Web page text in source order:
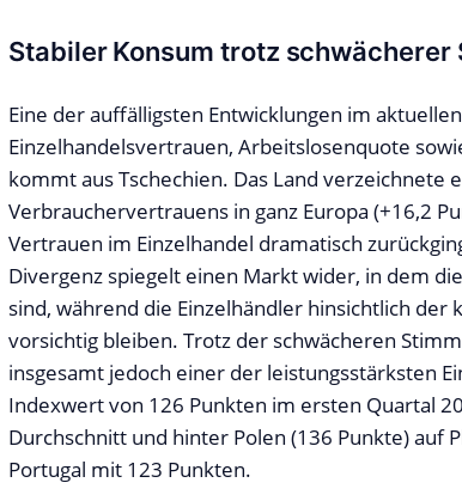
Stabiler Konsum trotz schwächerer
Eine der auffälligsten Entwicklungen im
Einzelhandelsvertrauen, Arbeitslosenquote
kommt aus Tschechien. Das Land verzeichnete
Verbrauchervertrauens in ganz Europa (+16,2
Vertrauen im Einzelhandel dramatisch
Divergenz spiegelt einen Markt wider, in dem
sind, während die Einzelhändler hinsichtlich
vorsichtig bleiben. Trotz der schwächeren
insgesamt jedoch einer der leistungsstärksten
Indexwert von 126 Punkten im ersten Quartal
Durchschnitt und hinter Polen (136 Punkte) auf
Portugal mit 123 Punkten.